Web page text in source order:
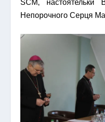
SCM, настоятельки
Непорочного Серця